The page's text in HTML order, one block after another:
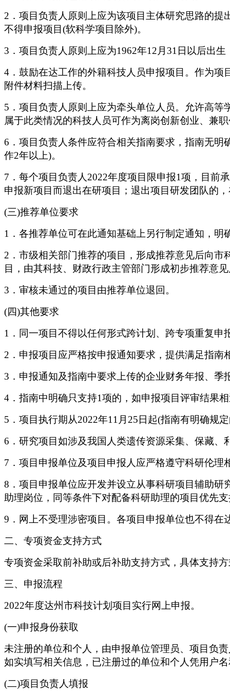
2．项目负责人原则上应为该项目主体研究思路的
不得申报项目(软科学项目除外)。
3．项目负责人原则上应为1962年12月31日以后出
4．鼓励在达工作的外籍科技人员申报项目。作为
附件材料扫描上传。
5．项目负责人原则上应为牵头单位人员。允许高
属于此类情况的科技人员可作为离岗创新创业、兼
6．项目负责人条件应符合相关指南要求，指南无
作2年以上)。
7．每个项目负责人2022年度项目限申报1项，目前
申报新项目而退出在研项目；退出项目研发团队的
(三)推荐单位要求
1．各推荐单位可在此通知基础上另行制定通知，明
2．市级相关部门推荐的项目，形成推荐意见后向
目，由其科技、财政行政主管部门形成初步推荐意
3．审核未通过的项目由推荐单位退回。
(四)其他要求
1．同一项目不得以任何形式跨计划、跨专项重复申
2．申报项目应严格按申报通知要求，提供满足指
3．申报通知及指南中要求上传的企业财务年报、
4．指南中明确只支持1项的，如申报项目评审结果
5．项目执行期从2022年11月25日起(指南有明确规
6．研究项目如涉及我国人类遗传资源采集、保藏
7．项目申报单位及项目申报人应严格遵守科研伦理
8．项目申报单位应开发并设立从事科研项目辅助
助理岗位，同等条件下对配备科研助理的项目优先
9．网上不受理涉密项目。各项目申报单位也不得
二、专项资金支持方式
专项资金采取前补助或后补助支持方式，具体支持
三、申报流程
2022年度达州市科技计划项目实行网上申报。
(一)申报身份获取
未注册的单位和个人，由申报单位管理员、项目负
如实填写相关信息，已注册过的单位和个人凭用户
(二)项目负责人填报